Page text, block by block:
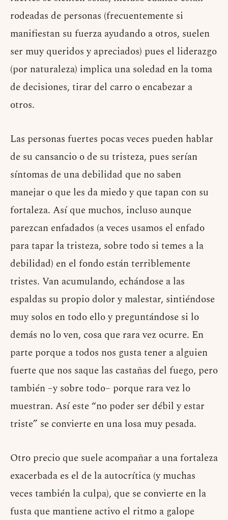
rodeadas de personas (frecuentemente si
manifiestan su fuerza ayudando a otros, suelen
ser muy queridos y apreciados) pues el liderazgo
(por naturaleza) implica una soledad en la toma
de decisiones, tirar del carro o encabezar a
otros.
Las personas fuertes pocas veces pueden hablar
de su cansancio o de su tristeza, pues serían
síntomas de una debilidad que no saben
manejar o que les da miedo y que tapan con su
fortaleza. Así que muchos, incluso aunque
parezcan enfadados (a veces usamos el enfado
para tapar la tristeza, sobre todo si temes a la
debilidad) en el fondo están terriblemente
tristes. Van acumulando, echándose a las
espaldas su propio dolor y malestar, sintiéndose
muy solos en todo ello y preguntándose si lo
demás no lo ven, cosa que rara vez ocurre. En
parte porque a todos nos gusta tener a alguien
fuerte que nos saque las castañas del fuego, pero
también –y sobre todo– porque rara vez lo
muestran. Así este “no poder ser débil y estar
triste” se convierte en una losa muy pesada.
Otro precio que suele acompañar a una fortaleza
exacerbada es el de la autocrítica (y muchas
veces también la culpa), que se convierte en la
fusta que mantiene activo el ritmo a galope